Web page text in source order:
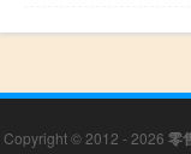
Copyright © 2012 - 2026 零